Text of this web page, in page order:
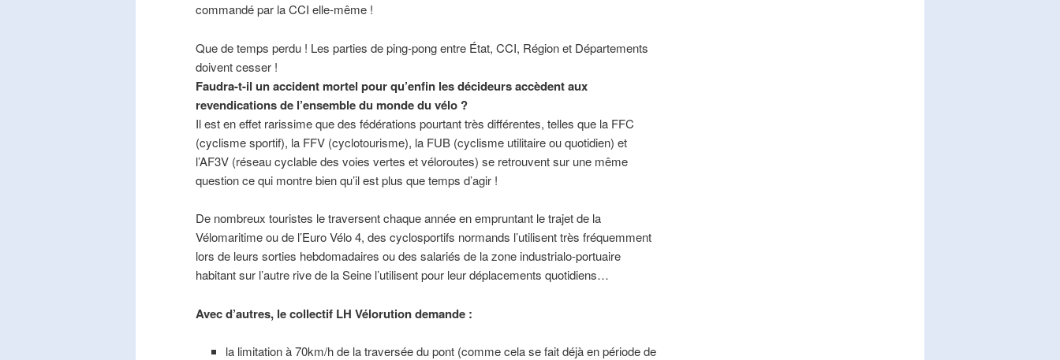
commandé par la CCI elle-même !
Que de temps perdu ! Les parties de ping-pong entre État, CCI, Région et Départements
doivent cesser !
Faudra-t-il un accident mortel pour qu’enfin les décideurs accèdent aux
revendications de l’ensemble du monde du vélo ?
Il est en effet rarissime que des fédérations pourtant très différentes, telles que la FFC
(cyclisme sportif), la FFV (cyclotourisme), la FUB (cyclisme utilitaire ou quotidien) et
l’AF3V (réseau cyclable des voies vertes et véloroutes) se retrouvent sur une même
question ce qui montre bien qu’il est plus que temps d’agir !
De nombreux touristes le traversent chaque année en empruntant le trajet de la
Vélomaritime ou de l’Euro Vélo 4, des cyclosportifs normands l’utilisent très fréquemment
lors de leurs sorties hebdomadaires ou des salariés de la zone industrialo-portuaire
habitant sur l’autre rive de la Seine l’utilisent pour leur déplacements quotidiens…
Avec d’autres, le collectif LH Vélorution demande :
la limitation à 70km/h de la traversée du pont (comme cela se fait déjà en période de